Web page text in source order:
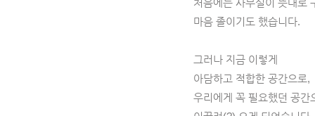
처음에는 사무실이 뜻대로
마음 졸이기도 했습니다.
그러나 지금 이렇게
아담하고 적합한 공간으로,
우리에게 꼭 필요했던 공간